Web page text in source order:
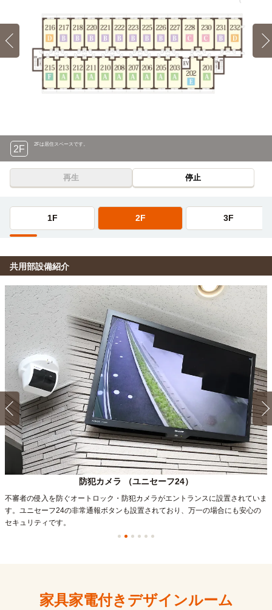
再生 停止
2F 2Fは居住スペースです。
1F 2F 3F
共用部設備紹介
防犯カメラ （ユニセーフ24）
不審者の侵入を防ぐオートロック・防犯カメラがエントランスに設置されていま
す。ユニセーフ24の非常通報ボタンも設置されており、万一の場合にも安心の
セキュリティです。
家具家電付きデザインルーム